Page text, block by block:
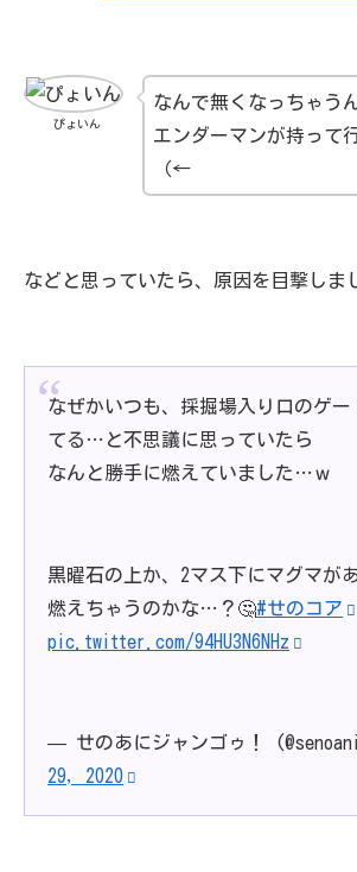
ぴょいん
なんで無くなっちゃう
エンダーマンが持って
（←
などと思っていたら、原因を目撃しま
なぜかいつも、採掘場入り口のゲー
てる…と不思議に思っていたら
なんと勝手に燃えていました…ｗ
黒曜石の上か、2マス下にマグマが
燃えちゃうのかな…？🤔#せのコア
pic.twitter.com/94HU3N6NHz
— せのあにジャンゴゥ！
29, 2020